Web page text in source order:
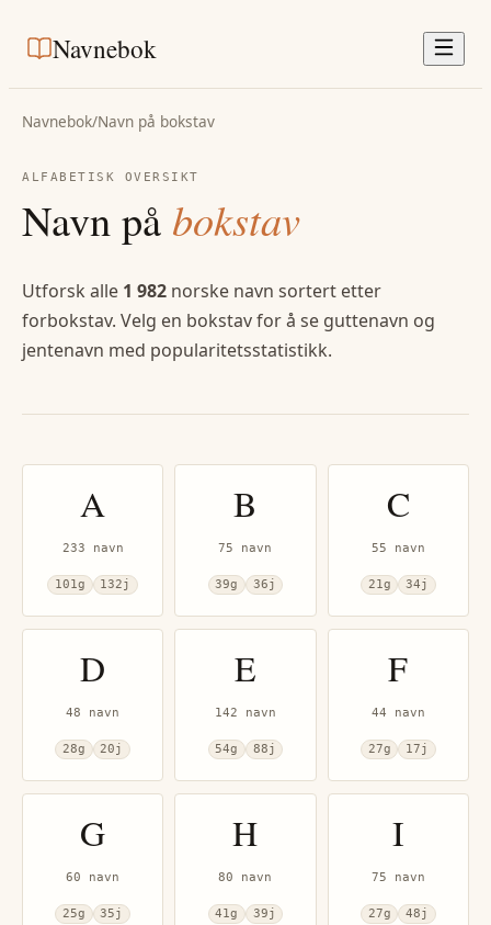
Navnebok
Navnebok/Navn på bokstav
ALFABETISK OVERSIKT
Navn på bokstav
Utforsk alle 1 982 norske navn sortert etter
forbokstav. Velg en bokstav for å se guttenavn og
jentenavn med popularitetsstatistikk.
A
233 navn
101g 132j
B
75 navn
39g 36j
C
55 navn
21g 34j
D
48 navn
28g 20j
E
142 navn
54g 88j
F
44 navn
27g 17j
G
60 navn
25g 35j
H
80 navn
41g 39j
I
75 navn
27g 48j